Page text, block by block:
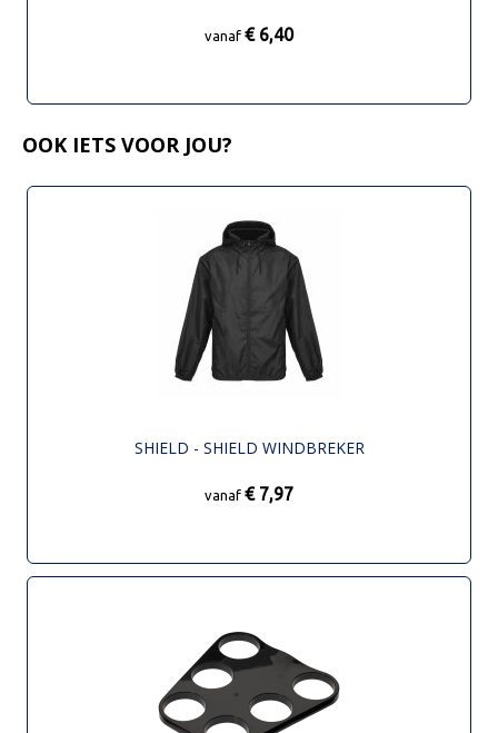
vanaf € 6,40
OOK IETS VOOR JOU?
SHIELD - SHIELD WINDBREKER
vanaf € 7,97